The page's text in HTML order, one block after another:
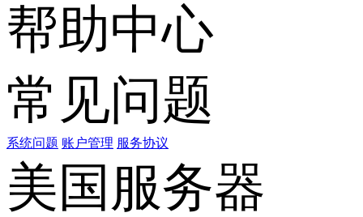
帮助中心
常见问题
系统问题 账户管理 服务协议
美国服务器